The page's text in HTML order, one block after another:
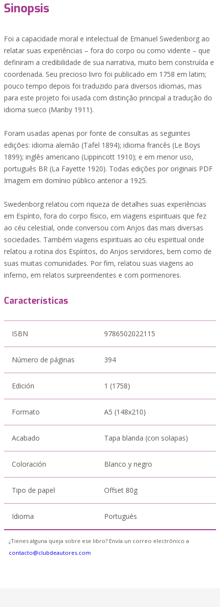
Sinopsis
Foi a capacidade moral e intelectual de Emanuel Swedenborg ao
relatar suas experiências – fora do corpo ou como vidente – que
definiram a credibilidade de sua narrativa, muito bem construída e
coordenada. Seu precioso livro foi publicado em 1758 em latim;
pouco tempo depois foi traduzido para diversos idiomas, mas
para este projeto foi usada com distinção principal a tradução do
idioma sueco (Manby 1911).
Foram usadas apenas por fonte de consultas as seguintes
edições: idioma alemão (Tafel 1894); idioma francês (Le Boys
1899); inglês americano (Lippincott 1910); e em menor uso,
português BR (La Fayette 1920). Todas edições por originais PDF
Imagem em domínio público anterior a 1925.
Swedenborg relatou com riqueza de detalhes suas experiências
em Espírito, fora do corpo físico, em viagens espirituais que fez
ao céu celestial, onde conversou com Anjos das mais diversas
sociedades. Também viagens espirituais ao céu espiritual onde
relatou a rotina dos Espíritos, do Anjos servidores, bem como de
suas muitas comunidades. Por fim, relatou suas viagens ao
inferno, em relatos surpreendentes e com pormenores.
Características
ISBN 9786502022115
Número de páginas 394
Edición 1 (1758)
Formato A5 (148x210)
Acabado Tapa blanda (con solapas)
Coloración Blanco y negro
Tipo de papel Offset 80g
Idioma Portugués
¿Tienes alguna queja sobre ese libro? Envía un correo electrónico a
contacto@clubdeautores.com